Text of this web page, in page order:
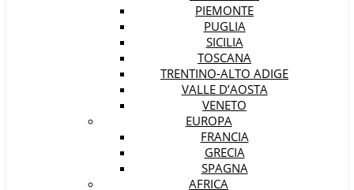
PIEMONTE
PUGLIA
SICILIA
TOSCANA
TRENTINO-ALTO ADIGE
VALLE D’AOSTA
VENETO
EUROPA
FRANCIA
GRECIA
SPAGNA
AFRICA